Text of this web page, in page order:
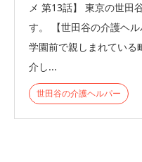
メ 第13話】 東京の世田
す。 【世田谷の介護ヘ
学園前で親しまれている
介し...
世田谷の介護ヘルパー